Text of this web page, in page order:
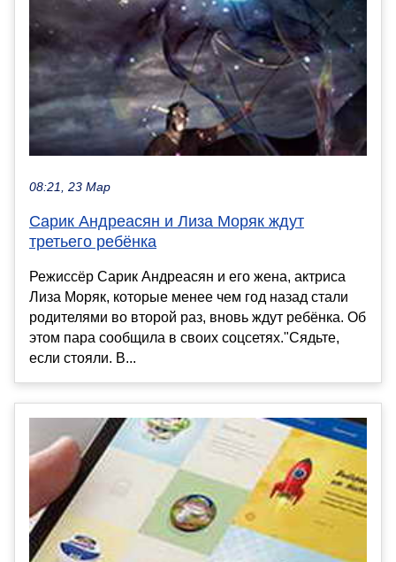
08:21, 23 Мар
Сарик Андреасян и Лиза Моряк ждут
третьего ребёнка
Режиссёр Сарик Андреасян и его жена, актриса
Лиза Моряк, которые менее чем год назад стали
родителями во второй раз, вновь ждут ребёнка. Об
этом пара сообщила в своих соцсетях."Сядьте,
если стояли. В...